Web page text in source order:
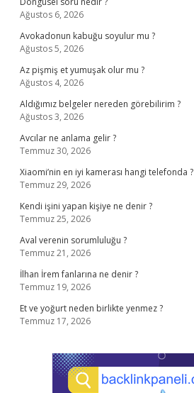
Ağustos 6, 2026
Avokadonun kabuğu soyulur mu ?
Ağustos 5, 2026
Az pişmiş et yumuşak olur mu ?
Ağustos 4, 2026
Aldığımız belgeler nereden görebilirim ?
Ağustos 3, 2026
Avcılar ne anlama gelir ?
Temmuz 30, 2026
Xiaomi’nin en iyi kamerası hangi telefonda ?
Temmuz 29, 2026
Kendi işini yapan kişiye ne denir ?
Temmuz 25, 2026
Aval verenin sorumluluğu ?
Temmuz 21, 2026
İlhan İrem fanlarına ne denir ?
Temmuz 19, 2026
Et ve yoğurt neden birlikte yenmez ?
Temmuz 17, 2026